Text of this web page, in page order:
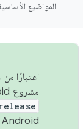
المواضيع
مشروع Android مفتوح المصدر (AOSP) في الربعَين الثاني والرابع. لبناء مشروع Android مفتوح المصدر والمساهمة فيه، استخدِم
Android مفتوح المصدر. لمزيد من المعلومات، يُرجى الاطّلاع على